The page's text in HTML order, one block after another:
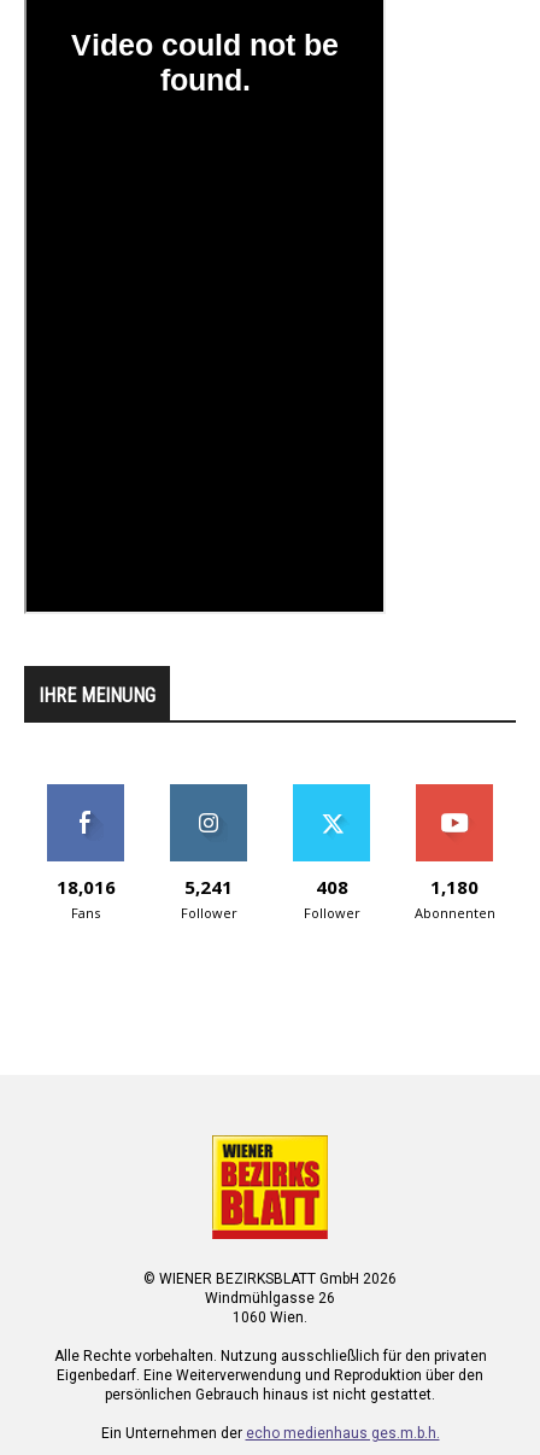
IHRE MEINUNG
18,016
Fans
5,241
Follower
408
Follower
1,180
Abonnenten
© WIENER BEZIRKSBLATT GmbH 2026
Windmühlgasse 26
1060 Wien.
Alle Rechte vorbehalten. Nutzung ausschließlich für den privaten
Eigenbedarf. Eine Weiterverwendung und Reproduktion über den
persönlichen Gebrauch hinaus ist nicht gestattet.
Ein Unternehmen der echo medienhaus ges.m.b.h.